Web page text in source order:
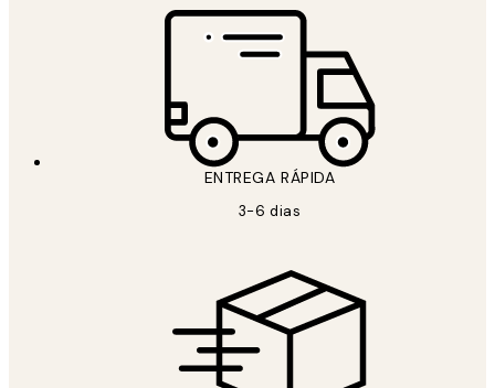
ENTREGA RÁPIDA
3-6 dias